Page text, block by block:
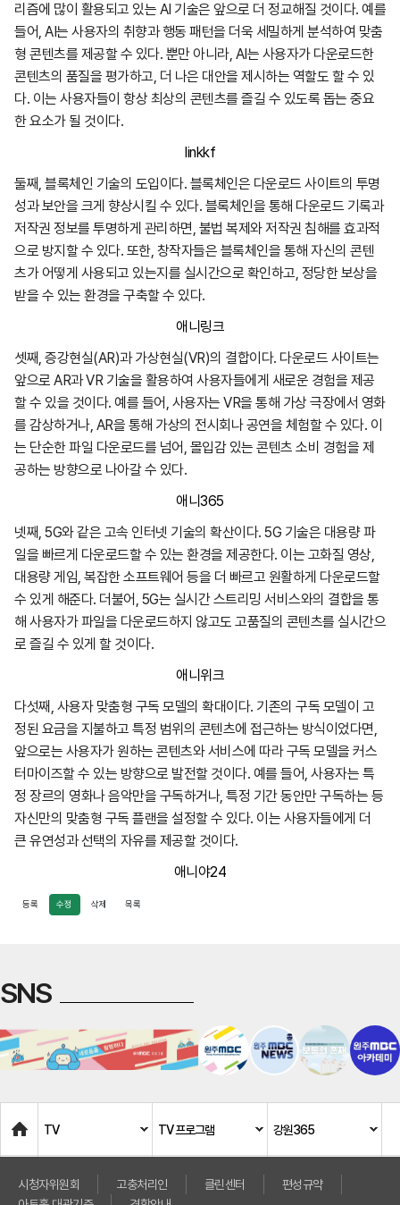
리즘에 많이 활용되고 있는 AI 기술은 앞으로 더 정교해질 것이다. 예를
들어, AI는 사용자의 취향과 행동 패턴을 더욱 세밀하게 분석하여 맞춤
형 콘텐츠를 제공할 수 있다. 뿐만 아니라, AI는 사용자가 다운로드한
콘텐츠의 품질을 평가하고, 더 나은 대안을 제시하는 역할도 할 수 있
다. 이는 사용자들이 항상 최상의 콘텐츠를 즐길 수 있도록 돕는 중요
한 요소가 될 것이다.
linkkf
둘째, 블록체인 기술의 도입이다. 블록체인은 다운로드 사이트의 투명
성과 보안을 크게 향상시킬 수 있다. 블록체인을 통해 다운로드 기록과
저작권 정보를 투명하게 관리하면, 불법 복제와 저작권 침해를 효과적
으로 방지할 수 있다. 또한, 창작자들은 블록체인을 통해 자신의 콘텐
츠가 어떻게 사용되고 있는지를 실시간으로 확인하고, 정당한 보상을
받을 수 있는 환경을 구축할 수 있다.
애니링크
셋째, 증강현실(AR)과 가상현실(VR)의 결합이다. 다운로드 사이트는
앞으로 AR과 VR 기술을 활용하여 사용자들에게 새로운 경험을 제공
할 수 있을 것이다. 예를 들어, 사용자는 VR을 통해 가상 극장에서 영화
를 감상하거나, AR을 통해 가상의 전시회나 공연을 체험할 수 있다. 이
는 단순한 파일 다운로드를 넘어, 몰입감 있는 콘텐츠 소비 경험을 제
공하는 방향으로 나아갈 수 있다.
애니365
넷째, 5G와 같은 고속 인터넷 기술의 확산이다. 5G 기술은 대용량 파
일을 빠르게 다운로드할 수 있는 환경을 제공한다. 이는 고화질 영상,
대용량 게임, 복잡한 소프트웨어 등을 더 빠르고 원활하게 다운로드할
수 있게 해준다. 더불어, 5G는 실시간 스트리밍 서비스와의 결합을 통
해 사용자가 파일을 다운로드하지 않고도 고품질의 콘텐츠를 실시간으
로 즐길 수 있게 할 것이다.
애니위크
다섯째, 사용자 맞춤형 구독 모델의 확대이다. 기존의 구독 모델이 고
정된 요금을 지불하고 특정 범위의 콘텐츠에 접근하는 방식이었다면,
앞으로는 사용자가 원하는 콘텐츠와 서비스에 따라 구독 모델을 커스
터마이즈할 수 있는 방향으로 발전할 것이다. 예를 들어, 사용자는 특
정 장르의 영화나 음악만을 구독하거나, 특정 기간 동안만 구독하는 등
자신만의 맞춤형 구독 플랜을 설정할 수 있다. 이는 사용자들에게 더
큰 유연성과 선택의 자유를 제공할 것이다.
애니야24
등록 수정 삭제 목록
SNS
Home
TV TV 프로그램 강원365
시청자위원회 고충처리인 클린센터
편성규약